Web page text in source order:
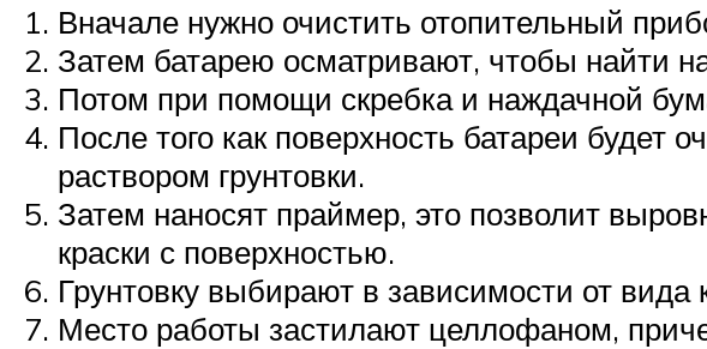
Вначале нужно очистить отопительный
Затем батарею осматривают, чтобы найти
Потом при помощи скребка и наждачной
После того как поверхность батареи будет
раствором грунтовки.
Затем наносят праймер, это позволит
краски с поверхностью.
Грунтовку выбирают в зависимости от вида
Место работы застилают целлофаном,